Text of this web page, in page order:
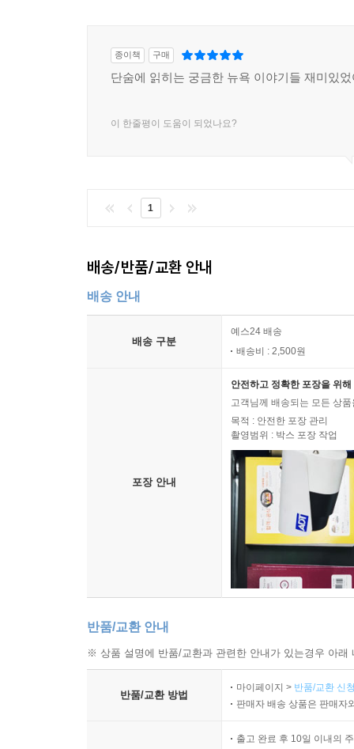
종이책 구매
단숨에 읽히는 궁금한 뉴욕 이야기들 재미있
이 한줄평이 도움이 되었나요?
1
배송/반품/교환 안내
배송 안내
배송 구분
예스24 배송
배송비 : 2,500원
포장 안내
안전하고 정확한 포장을 위
고객님께 배송되는 모든 상
목적 : 안전한 포장 관리
촬영범위 : 박스 포장 작업
반품/교환 안내
※ 상품 설명에 반품/교환과 관련한 안내가 있는경우 아
반품/교환 방법
마이페이지 > 반품/교환 신
판매자 배송 상품은 판매자
출고 완료 후 10일 이내의